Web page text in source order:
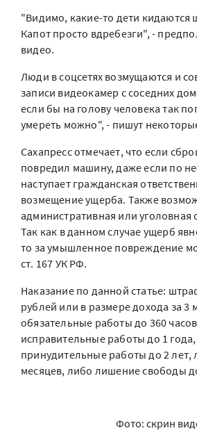
"Видимо, какие-то дети кидаются
Капот просто вдребезги", -
видео.
Люди в соцсетях возмущаются и
записи видеокамер с соседних
если бы на голову человека так
умереть можно", - пишут
Сахапресс отмечает, что если
повредил машину, даже если по
наступает гражданская
возмещение ущерба. Также
административная или уголовная
Так как в данном случае ущерб
то за умышленное повреждение
ст. 167 УК РФ.
Наказание по данной статье:
рублей или в размере дохода за 3
обязательные работы до 360
исправительные работы до 1
принудительные работы до 2 лет,
месяцев, либо лишение свободы
Фото: скрин